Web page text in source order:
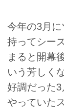
今年の3月
持ってシー
まると開幕
いう芳しく
好調だった
やっていた